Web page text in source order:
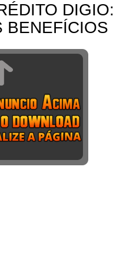
DIGIO:
BENEFÍCIOS